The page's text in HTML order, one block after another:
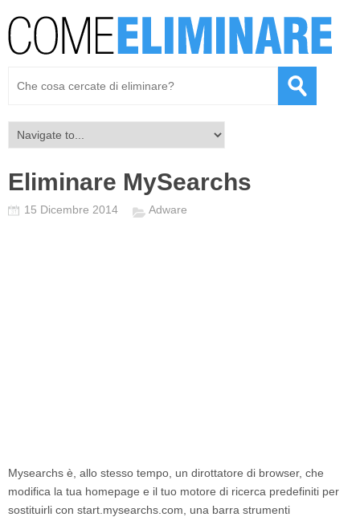
Eliminare MySearchs
15 Dicembre 2014 Adware
Mysearchs è, allo stesso tempo, un dirottatore di browser, che
modifica la tua homepage e il tuo motore di ricerca predefiniti per
sostituirli con start.mysearchs.com , una barra strumenti